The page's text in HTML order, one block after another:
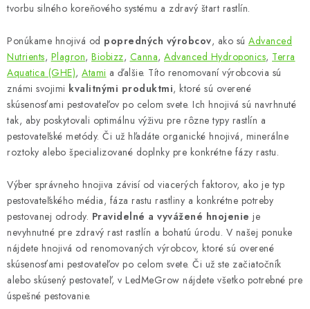
tvorbu silného koreňového systému a zdravý štart rastlín.
Ponúkame hnojivá od popredných výrobcov, ako sú Advanced
Nutrients, Plagron, Biobizz, Canna, Advanced Hydroponics, Terra
Aquatica (GHE), Atami a ďalšie. Títo renomovaní výrobcovia sú
známi svojimi kvalitnými produktmi, ktoré sú overené
skúsenosťami pestovateľov po celom svete. Ich hnojivá sú navrhnuté
tak, aby poskytovali optimálnu výživu pre rôzne typy rastlín a
pestovateľské metódy. Či už hľadáte organické hnojivá, minerálne
roztoky alebo špecializované doplnky pre konkrétne fázy rastu.
Výber správneho hnojiva závisí od viacerých faktorov, ako je typ
pestovateľského média, fáza rastu rastliny a konkrétne potreby
pestovanej odrody. Pravidelné a vyvážené hnojenie je
nevyhnutné pre zdravý rast rastlín a bohatú úrodu. V našej ponuke
nájdete hnojivá od renomovaných výrobcov, ktoré sú overené
skúsenosťami pestovateľov po celom svete. Či už ste začiatočník
alebo skúsený pestovateľ, v LedMeGrow nájdete všetko potrebné pre
úspešné pestovanie.